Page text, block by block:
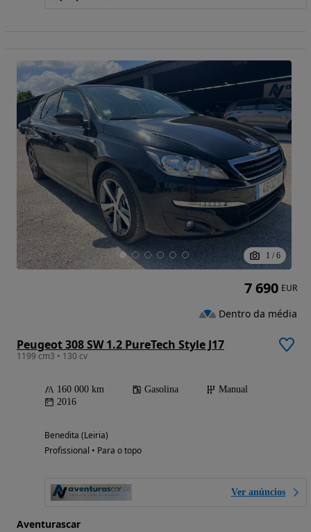
1 / 6
Peugeot 308 SW 1.2 PureTech Style J17
1199 cm3 • 130 cv
160 000 km Gasolina
Manual
2016
Benedita (Leiria)
Profissional • Para o topo
Ver anúncios
Aventurascar
7 690 EUR
Dentro da média